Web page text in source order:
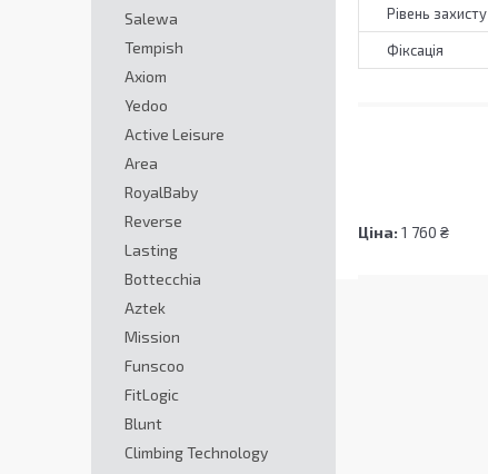
Рівень захисту
Фіксація
Ціна: 1 760 ₴
Salewa
Tempish
Axiom
Yedoo
Active Leisure
Area
RoyalBaby
Reverse
Lasting
Bottecchia
Aztek
Mission
Funscoo
FitLogic
Blunt
Climbing Technology